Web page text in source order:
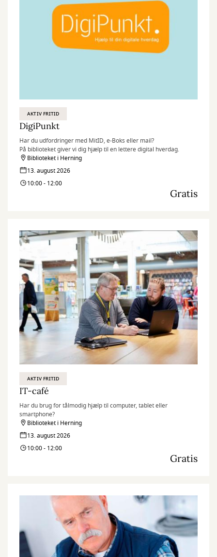
AKTIV FRITID
DigiPunkt
Har du udfordringer med MitID, e-Boks eller mail?
På biblioteket giver vi dig hjælp til en lettere digital hverdag.
Biblioteket i Herning
13. august 2026
10:00 - 12:00
Gratis
AKTIV FRITID
IT-café
Har du brug for tålmodig hjælp til computer, tablet eller
smartphone?
Biblioteket i Herning
13. august 2026
10:00 - 12:00
Gratis